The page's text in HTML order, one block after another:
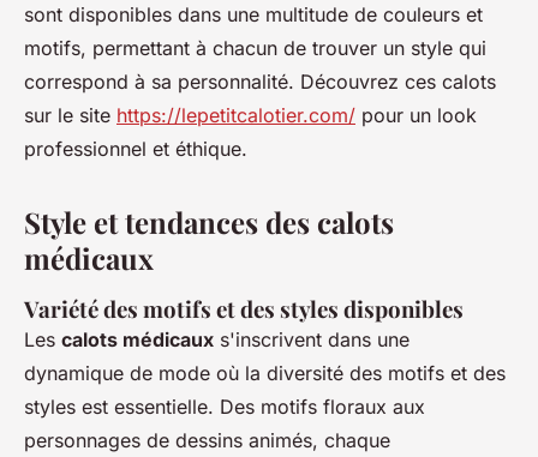
sont disponibles dans une multitude de couleurs et
motifs, permettant à chacun de trouver un style qui
correspond à sa personnalité. Découvrez ces calots
sur le site https://lepetitcalotier.com/ pour un look
professionnel et éthique.
Style et tendances des calots
médicaux
Variété des motifs et des styles disponibles
Les calots médicaux s'inscrivent dans une
dynamique de mode où la diversité des motifs et des
styles est essentielle. Des motifs floraux aux
personnages de dessins animés, chaque